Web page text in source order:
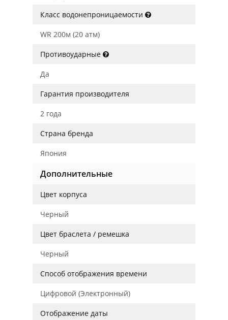
Класс водонепроницаемости
WR 200м (20 атм)
Противоударные
Да
Гарантия производителя
2 года
Страна бренда
Япония
Дополнительные
Цвет корпуса
Черный
Цвет браслета / ремешка
Черный
Способ отображения времени
Цифровой (Электронный)
Отображение даты